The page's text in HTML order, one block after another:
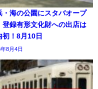
・海の公園にスタバオープ
登録有形文化財への出店は
初！8月10日
8月4日